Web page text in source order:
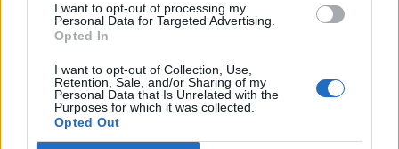
I want to opt-out of processing my
Personal Data for Targeted Advertising.
Opted In
I want to opt-out of Collection, Use,
Retention, Sale, and/or Sharing of my
Personal Data that Is Unrelated with the
Purposes for which it was collected.
Opted Out
2025. március 03., hétfő
Raktáron rekedt több száz Avar-
dombi ezüstpénz